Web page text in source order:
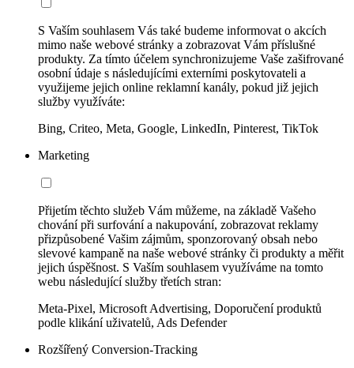
S Vaším souhlasem Vás také budeme informovat o akcích
mimo naše webové stránky a zobrazovat Vám příslušné
produkty. Za tímto účelem synchronizujeme Vaše zašifrované
osobní údaje s následujícími externími poskytovateli a
využijeme jejich online reklamní kanály, pokud již jejich
služby využíváte:
Bing, Criteo, Meta, Google, LinkedIn, Pinterest, TikTok
Marketing
Přijetím těchto služeb Vám můžeme, na základě Vašeho
chování při surfování a nakupování, zobrazovat reklamy
přizpůsobené Vašim zájmům, sponzorovaný obsah nebo
slevové kampaně na naše webové stránky či produkty a měřit
jejich úspěšnost. S Vaším souhlasem využíváme na tomto
webu následující služby třetích stran:
Meta-Pixel, Microsoft Advertising, Doporučení produktů
podle klikání uživatelů, Ads Defender
Rozšířený Conversion-Tracking